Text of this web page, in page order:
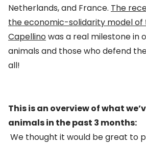
Netherlands, and France. The
the economic-solidarity model of
Capellinowas a real milestone in
animals and those who defend
all!
This is an overview of what
animals in the past 3 months:
We thought it would be great to